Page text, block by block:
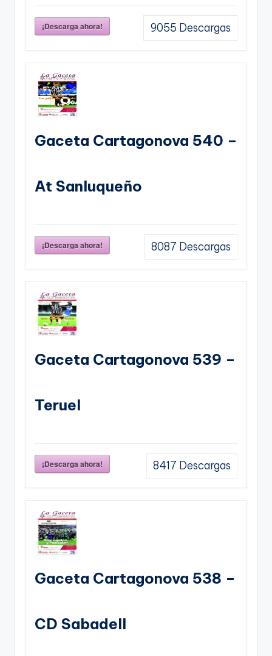
¡Descarga ahora! 9055 Descargas
Gaceta Cartagonova 540 –
At Sanluqueño
¡Descarga ahora! 8087 Descargas
Gaceta Cartagonova 539 –
Teruel
¡Descarga ahora! 8417 Descargas
Gaceta Cartagonova 538 –
CD Sabadell